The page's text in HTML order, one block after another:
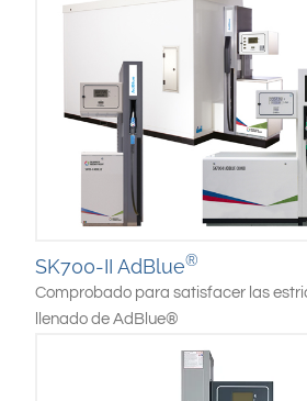
SK700-II AdBlue®
Comprobado para satisfacer las
llenado de AdBlue®